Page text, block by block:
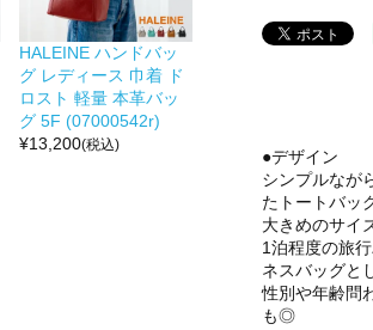
HALEINE ハンドバッ
グ レディース 巾着 ド
ロスト 軽量 本革バッ
グ 5F (07000542r)
¥13,200(税込)
●デザイン
シンプルなが
たトートバッ
大きめのサイ
1泊程度の旅
ネスバッグと
性別や年齢問
も◎